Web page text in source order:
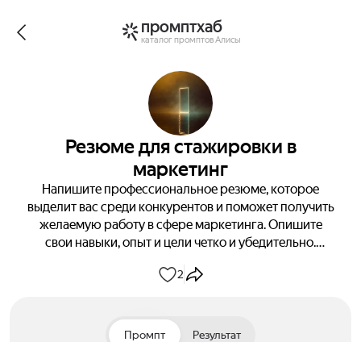
промптхаб
каталог промптов Алисы
Резюме для стажировки в
маркетинг
Напишите профессиональное резюме, которое
выделит вас среди конкурентов и поможет получить
желаемую работу в сфере маркетинга. Опишите
свои навыки, опыт и цели четко и убедительно.
2
Промпт Результат